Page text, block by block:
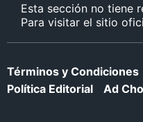
Esta sección no tiene
Para visitar el sitio
Términos y Condiciones
Política Editorial
Ad